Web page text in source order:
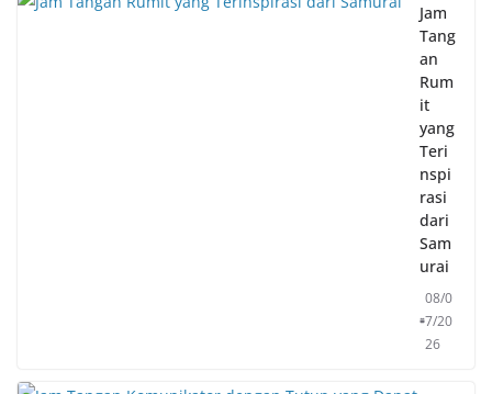
Jam
Tang
an
Rum
it
yang
Teri
nspi
rasi
dari
Sam
urai
08/0
7/20
26